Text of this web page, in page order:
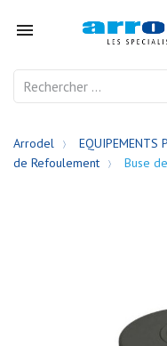

Arrodel EQUIPEMENTS
de Refoulement
Buse